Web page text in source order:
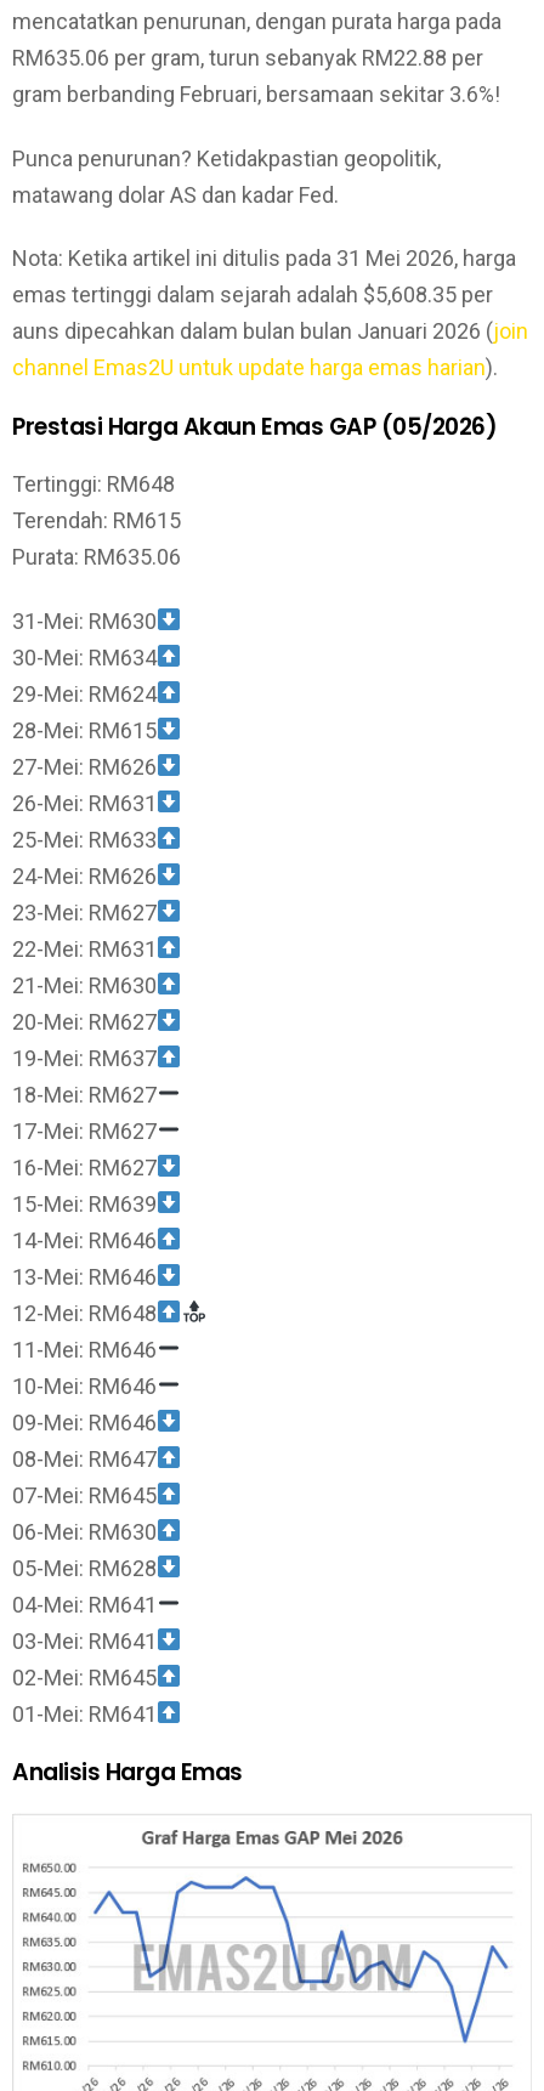
mencatatkan penurunan, dengan purata harga pada
RM635.06 per gram, turun sebanyak RM22.88 per
gram berbanding Februari, bersamaan sekitar 3.6%!
Punca penurunan? Ketidakpastian geopolitik,
matawang dolar AS dan kadar Fed.
Nota: Ketika artikel ini ditulis pada 31 Mei 2026, harga
emas tertinggi dalam sejarah adalah $5,608.35 per
auns dipecahkan dalam bulan bulan Januari 2026 (join
channel Emas2U untuk update harga emas harian).
Prestasi Harga Akaun Emas GAP (05/2026)
Tertinggi: RM648
Terendah: RM615
Purata: RM635.06
31-Mei: RM630
30-Mei: RM634
29-Mei: RM624
28-Mei: RM615
27-Mei: RM626
26-Mei: RM631
25-Mei: RM633
24-Mei: RM626
23-Mei: RM627
22-Mei: RM631
21-Mei: RM630
20-Mei: RM627
19-Mei: RM637
18-Mei: RM627
17-Mei: RM627
16-Mei: RM627
15-Mei: RM639
14-Mei: RM646
13-Mei: RM646
12-Mei: RM648
11-Mei: RM646
10-Mei: RM646
09-Mei: RM646
08-Mei: RM647
07-Mei: RM645
06-Mei: RM630
05-Mei: RM628
04-Mei: RM641
03-Mei: RM641
02-Mei: RM645
01-Mei: RM641
Analisis Harga Emas